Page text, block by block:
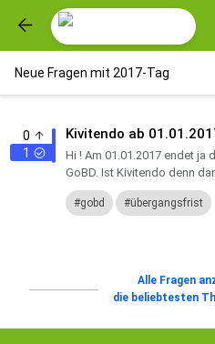
Neue Fragen mit 2017-Tag
0
1
Kivitendo ab
Hi ! Am 01.01.2017 endet
GoBD. Ist Kivitendo denn
erlaubt? Es werden ja
gobd übergangsfrist
Alle Fragen
die beliebtesten